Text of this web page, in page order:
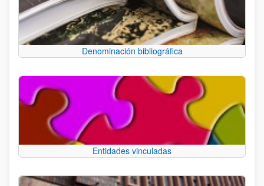
Denominación bibliográfica
Entidades vinculadas